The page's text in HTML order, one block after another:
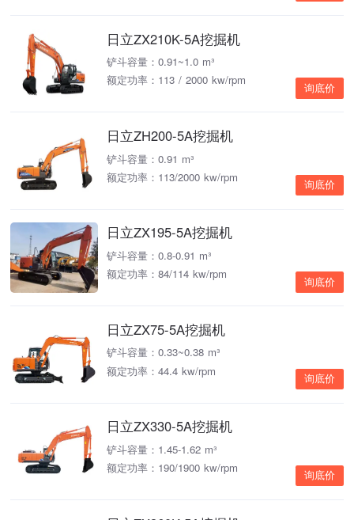
日立ZX210K-5A挖掘机
铲斗容量：0.91~1.0 m³
额定功率：113 / 2000 kw/rpm
询底价
日立ZH200-5A挖掘机
铲斗容量：0.91 m³
额定功率：113/2000 kw/rpm
询底价
日立ZX195-5A挖掘机
铲斗容量：0.8-0.91 m³
额定功率：84/114 kw/rpm
询底价
日立ZX75-5A挖掘机
铲斗容量：0.33~0.38 m³
额定功率：44.4 kw/rpm
询底价
日立ZX330-5A挖掘机
铲斗容量：1.45-1.62 m³
额定功率：190/1900 kw/rpm
询底价